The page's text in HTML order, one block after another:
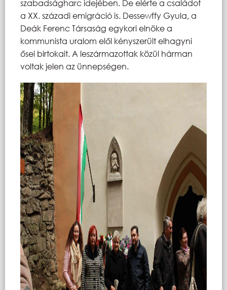
szabadságharc idejében. De elérte a családot
a XX. századi emigráció is. Dessewffy Gyula, a
Deák Ferenc Társaság egykori elnöke a
kommunista uralom elől kényszerült elhagyni
ősei birtokait. A leszármazottak közül hárman
voltak jelen az ünnepségen.